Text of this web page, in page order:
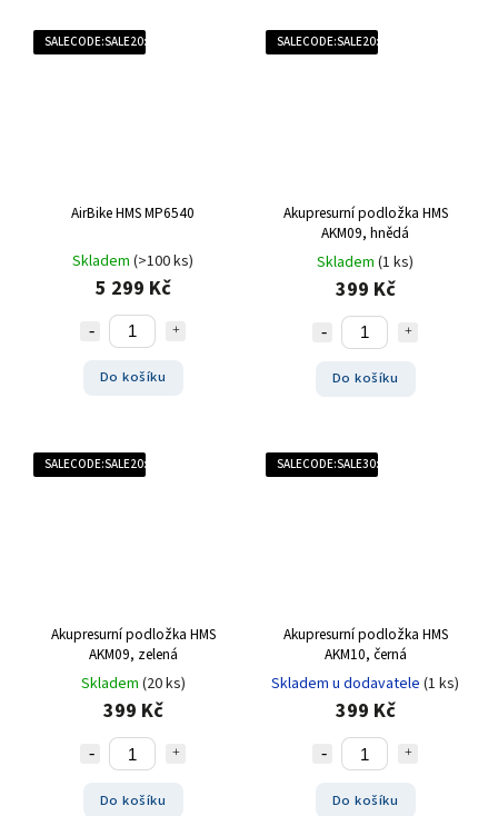
SALECODE:SALE20:20:%
AirBike HMS MP6540
Skladem (>100 ks)
5 299 Kč
Do košíku
SALECODE:SALE20:20:%
Akupresurní podložka HMS
AKM09, hnědá
Skladem (1 ks)
399 Kč
Do košíku
SALECODE:SALE20:20:%
Akupresurní podložka HMS
AKM09, zelená
Skladem (20 ks)
399 Kč
Do košíku
SALECODE:SALE30:30:%
Akupresurní podložka HMS
AKM10, černá
Skladem u dodavatele (1 ks)
399 Kč
Do košíku